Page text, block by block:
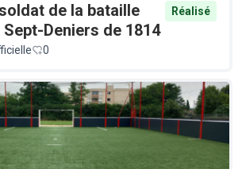
de la bataille
Deniers de 1814
Réalisé
0